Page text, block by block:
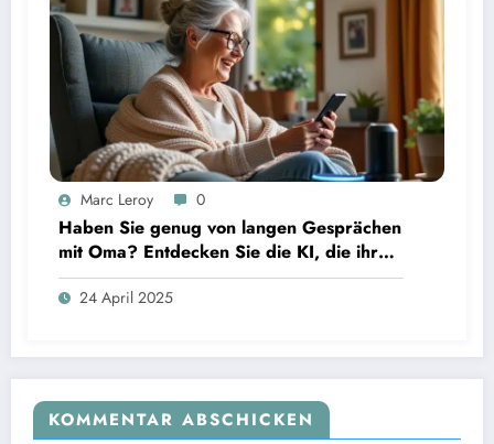
Marc Leroy 0
Haben Sie genug von langen Gesprächen
mit Oma? Entdecken Sie die KI, die ihr
täglich einen Anruf ermöglicht.
24 April 2025
KOMMENTAR ABSCHICKEN